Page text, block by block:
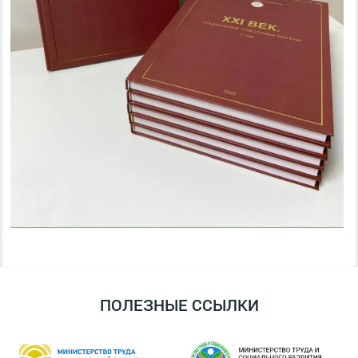
ПОЛЕЗНЫЕ ССЫЛКИ